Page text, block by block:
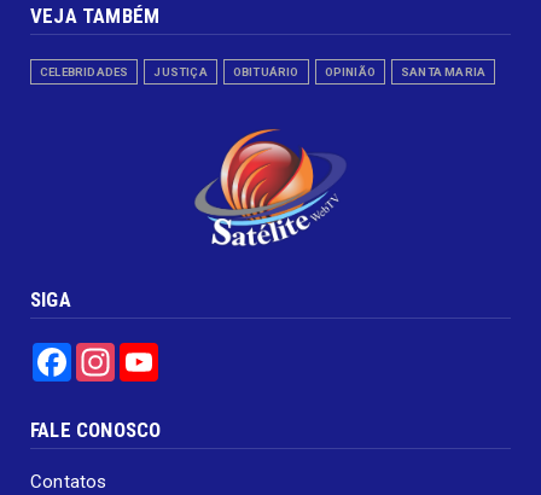
VEJA TAMBÉM
CELEBRIDADES JUSTIÇA OBITUÁRIO OPINIÃO SANTA MARIA
SIGA
FacebookInstagram
FALE CONOSCO
Contatos